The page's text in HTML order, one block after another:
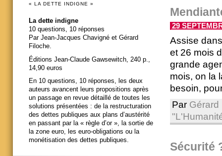
29
Assise
et 26 mois
grande
mois, on la
besoin,
Par Gérard
Sécurité
« LA DETTE INDIGNE »
La dette indigne
10 questions, 10 réponses
Par Jean-Jacques Chavigné et Gérard
Filoche.
Éditions Jean-Claude Gawsewitch, 240 p.,
14,90 euros
En 10 questions, 10 réponses, les deux
auteurs avancent leurs propositions après
un passage en revue détaillé de toutes les
solutions présentées : de la restructuration
des dettes publiques aux plans d’austérité
en passant par la « règle d’or », la sortie de
la zone euro, les euro-obligations ou la
monétisation des dettes publiques.